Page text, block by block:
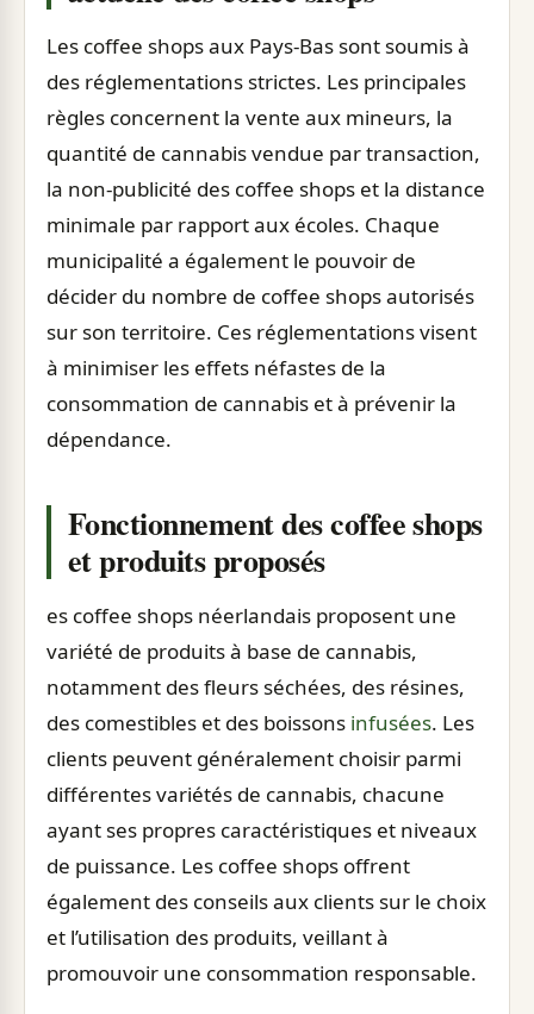
Les coffee shops aux Pays-Bas sont soumis à
des réglementations strictes. Les principales
règles concernent la vente aux mineurs, la
quantité de cannabis vendue par transaction,
la non-publicité des coffee shops et la distance
minimale par rapport aux écoles. Chaque
municipalité a également le pouvoir de
décider du nombre de coffee shops autorisés
sur son territoire. Ces réglementations visent
à minimiser les effets néfastes de la
consommation de cannabis et à prévenir la
dépendance.
Fonctionnement des coffee shops
et produits proposés
es coffee shops néerlandais proposent une
variété de produits à base de cannabis,
notamment des fleurs séchées, des résines,
des comestibles et des boissons infusées. Les
clients peuvent généralement choisir parmi
différentes variétés de cannabis, chacune
ayant ses propres caractéristiques et niveaux
de puissance. Les coffee shops offrent
également des conseils aux clients sur le choix
et l’utilisation des produits, veillant à
promouvoir une consommation responsable.